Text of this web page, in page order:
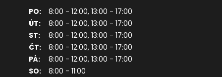
PO:
8:00 - 12:00, 13:00 - 17:00
ÚT:
8:00 - 12:00, 13:00 - 17:00
ST:
8:00 - 12:00, 13:00 - 17:00
ČT:
8:00 - 12:00, 13:00 - 17:00
PÁ:
8:00 - 12:00, 13:00 - 17:00
SO:
8:00 - 11:00